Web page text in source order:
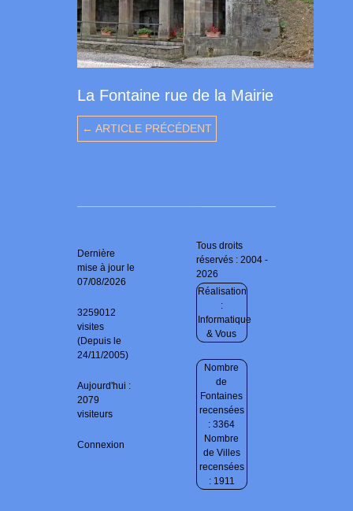
La Fontaine rue de la Mairie
← ARTICLE PRÉCÉDENT
Dernière
mise à jour le
07/08/2026
3259012
visites
(Depuis le
24/11/2005)
Aujourd'hui :
2079
visiteurs
Connexion
Tous droits
réservés : 2004 -
2026
Réalisation
:
Informatique
& Vous
Nombre
de
Fontaines
recensées
: 3364
Nombre
de Villes
recensées
: 1911